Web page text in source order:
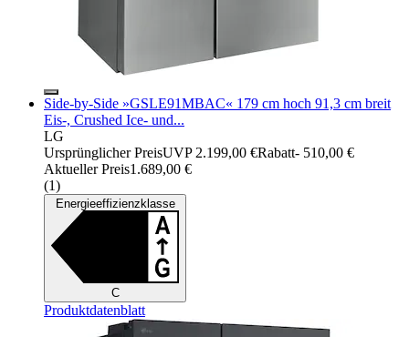
Side-by-Side »GSLE91MBAC« 179 cm hoch 91,3 cm breit
Eis-, Crushed Ice- und...
LG
Ursprünglicher PreisUVP 2.199,00 €Rabatt- 510,00 €
Aktueller Preis1.689,00 €
(1)
Energieeffizienzklasse
C
Produktdatenblatt